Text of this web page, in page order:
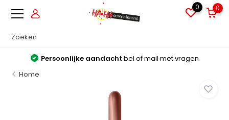
0 0
Persoonlijke aandacht bel of mail met vragen
Home